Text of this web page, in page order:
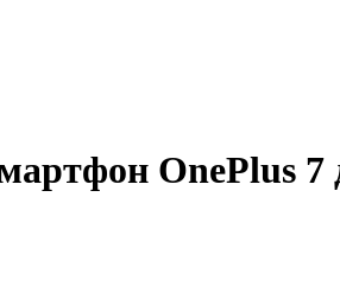
OnePlus 7